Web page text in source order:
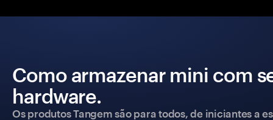
Como armazenar mini com
hardware.
Os produtos Tangem são para todos, de iniciantes a